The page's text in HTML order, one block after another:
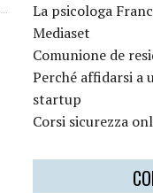
La psicologa
Mediaset
Comunione de
Perché affidarsi a
startup
Corsi sicurezza